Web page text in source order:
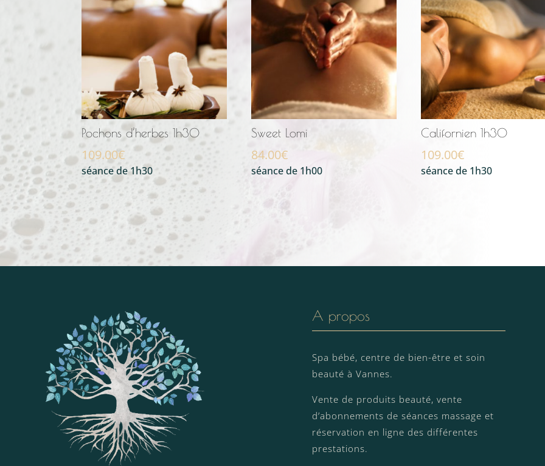
Pochons d’herbes 1h30
109.00€
séance de 1h30
Sweet Lomi
84.00€
séance de 1h00
Californien 1h30
109.00€
séance de 1h30
A propos
Spa bébé, centre de bien-être et soin
beauté à Vannes.
Vente de produits beauté, vente
d’abonnements de séances massage et
réservation en ligne des différentes
prestations.